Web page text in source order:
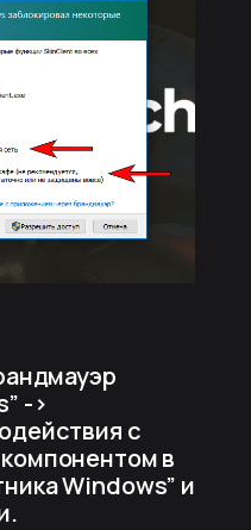
->
с
в
Windows” и